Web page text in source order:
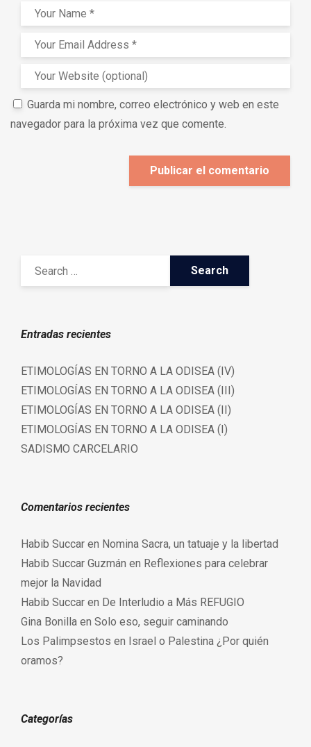
Guarda mi nombre, correo electrónico y web en este
navegador para la próxima vez que comente.
Entradas recientes
ETIMOLOGÍAS EN TORNO A LA ODISEA (IV)
ETIMOLOGÍAS EN TORNO A LA ODISEA (III)
ETIMOLOGÍAS EN TORNO A LA ODISEA (II)
ETIMOLOGÍAS EN TORNO A LA ODISEA (I)
SADISMO CARCELARIO
Comentarios recientes
Habib Succar en Nomina Sacra, un tatuaje y la libertad
Habib Succar Guzmán en Reflexiones para celebrar
mejor la Navidad
Habib Succar en De Interludio a Más REFUGIO
Gina Bonilla en Solo eso, seguir caminando
Los Palimpsestos en Israel o Palestina ¿Por quién
oramos?
Categorías